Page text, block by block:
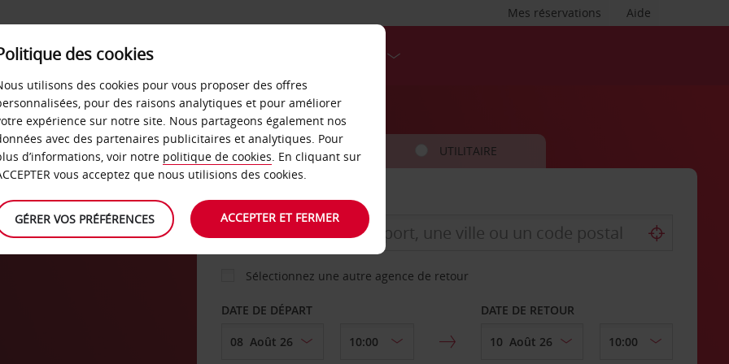
Aide
Mes réservations
LIBRE-SERVICE
VOITURE UTILITAIRE
AGENCE DE DÉPART
Sélectionnez une autre agence de retour
DATE DE DÉPART DATE DE RETOUR
des cookies
utilisons des cookies pour vous proposer des offres
pour des raisons analytiques et pour améliorer
expérience sur notre site. Nous partageons également nos
avec des partenaires publicitaires et analytiques. Pour
d’informations, voir notre politique de cookies. En cliquant sur
vous acceptez que nous utilisions des cookies.
GÉRER VOS PRÉFÉRENCES ACCEPTER ET FERMER